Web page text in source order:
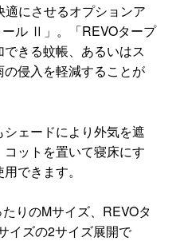
にさせるオプションア
ル Ⅱ」。「REVOタープ
きる蚊帳、あるいはス
侵入を軽減することが
ェードにより外気を遮
ットを置いて寝床にす
できます。
りのMサイズ、REVOタ
イズの2サイズ展開で